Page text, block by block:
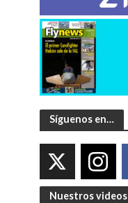
Síguenos en…
Nuestros videos